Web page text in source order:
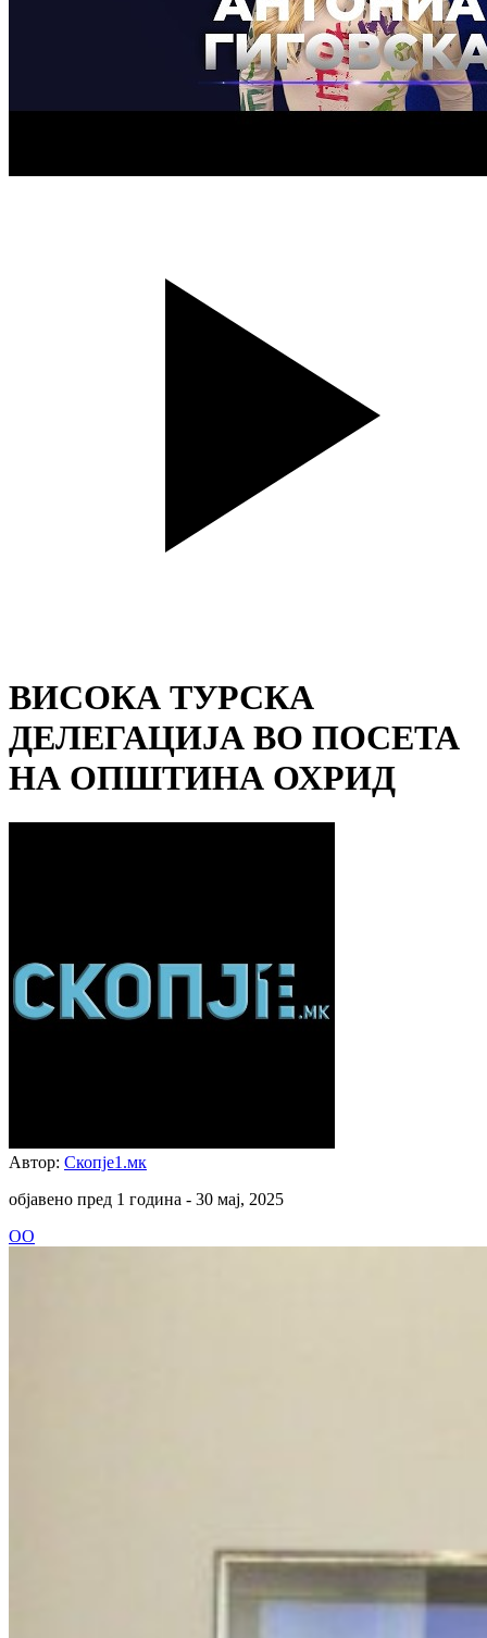
ВИСОКА ТУРСКА
ДЕЛЕГАЦИЈА ВО ПОСЕТА
НА ОПШТИНА ОХРИД
Автор: Скопје1.мк
објавено пред 1 година - 30 мај, 2025
ОО